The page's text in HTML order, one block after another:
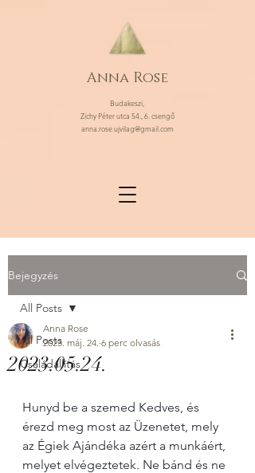
Anna Rose
Budakeszi,
Zichy Péter utca 54., 6. csengő
anna.rose.ujvilag@gmail.com
Bejegyzés
All Posts
Családállítás
All Posts
2023.05.24.
Anna Rose
2023. máj. 24. 6 perc olvasás
Hunyd be a szemed Kedves, és
érezd meg most az Üzenetet, mely
az Égiek Ajándéka azért a munkáért,
melyet elvégeztetek. Ne bánd és ne